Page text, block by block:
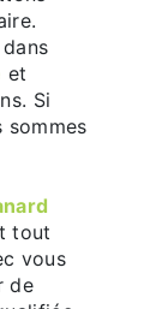
et
Si
sommes
tout
vous
de